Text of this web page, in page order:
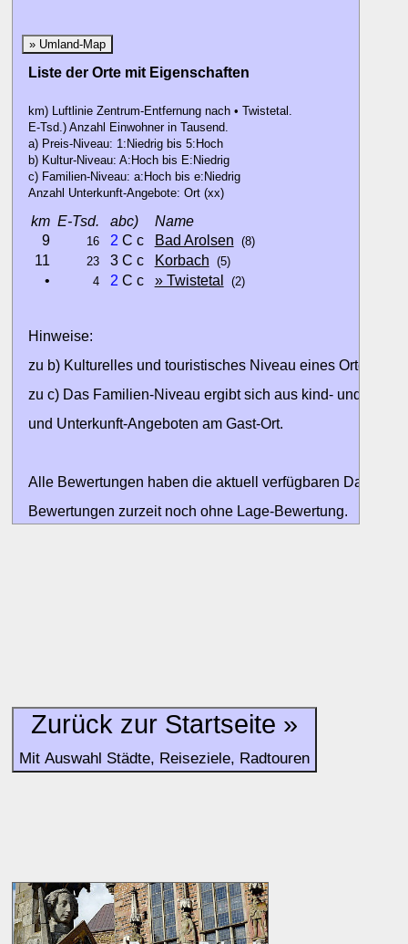
» Umland-Map
Liste der Orte mit Eigenschaften
km) Luftlinie Zentrum-Entfernung nach • Twistetal.
E-Tsd.) Anzahl Einwohner in Tausend.
a) Preis-Niveau: 1:Niedrig bis 5:Hoch
b) Kultur-Niveau: A:Hoch bis E:Niedrig
c) Familien-Niveau: a:Hoch bis e:Niedrig
Anzahl Unterkunft-Angebote: Ort (xx)
km E-Tsd. abc)
Name
9
16 2 C c Bad Arolsen (8)
11 23 3 C c Korbach (5)
• 4 2 C c » Twistetal (2)
Hinweise:
zu b) Kulturelles und touristisches Niveau eines Ortes
zu c) Das Familien-Niveau ergibt sich aus kind- und
und Unterkunft-Angeboten am Gast-Ort.
Alle Bewertungen haben die aktuell verfügbaren Daten
Bewertungen zurzeit noch ohne Lage-Bewertung.
Zurück zur Startseite »
Mit Auswahl Städte, Reiseziele, Radtouren